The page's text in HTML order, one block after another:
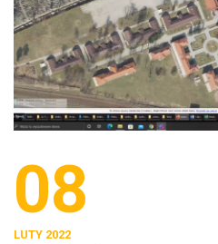
08
LUTY 2022